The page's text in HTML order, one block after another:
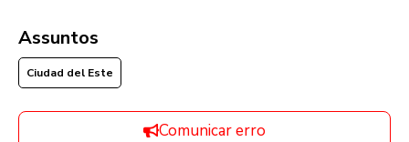
Assuntos
Ciudad del Este
Comunicar erro